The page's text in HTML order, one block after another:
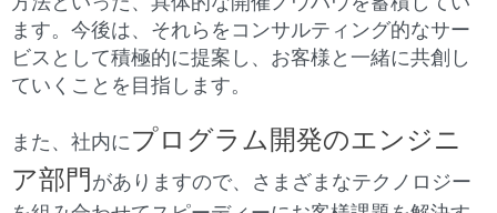
ます。今後は、それらをコンサルティング的なサー
ビスとして積極的に提案し、お客様と一緒に共創し
ていくことを目指します。
また、社内にプログラム開発のエンジニ
ア部門 がありますので、さまざまなテクノロジー